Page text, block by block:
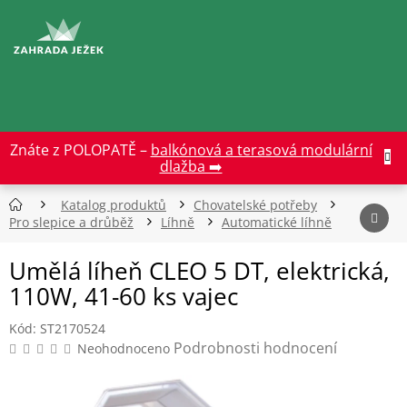
obsah
Znáte z POLOPATĚ – balkónová a terasová modulární
dlažba ➡️
Katalog produktů
Chovatelské potřeby
Pro slepice a drůběž
Líhně Automatické líhně
Umělá líheň CLEO 5 DT, elektrická,
110W, 41-60 ks vajec
Kód: ST2170524
Průměrné
hodnocení
Neohodnoceno Podrobnosti hodnocení